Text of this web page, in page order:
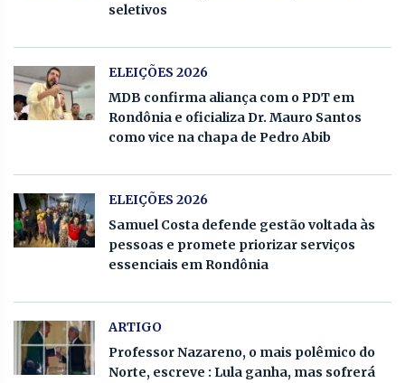
seletivos
ELEIÇÕES 2026
MDB confirma aliança com o PDT em
Rondônia e oficializa Dr. Mauro Santos
como vice na chapa de Pedro Abib
ELEIÇÕES 2026
Samuel Costa defende gestão voltada às
pessoas e promete priorizar serviços
essenciais em Rondônia
ARTIGO
Professor Nazareno, o mais polêmico do
Norte, escreve : Lula ganha, mas sofrerá